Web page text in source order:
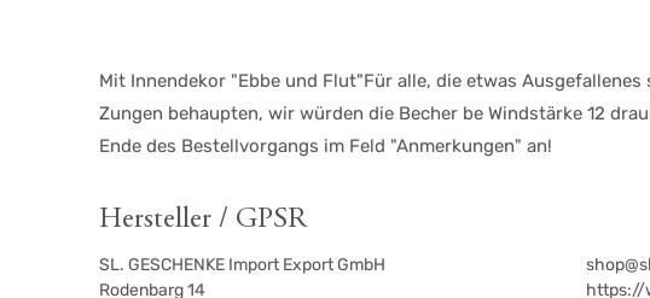
Mit Innendekor "Ebbe und Flut"Für alle, die etwas Ausgefallenes
Zungen behaupten, wir würden die Becher be Windstärke 12
Ende des Bestellvorgangs im Feld "Anmerkungen" an!
Hersteller / GPSR
SL. GESCHENKE Import Export GmbH
Rodenbarg 14
https://